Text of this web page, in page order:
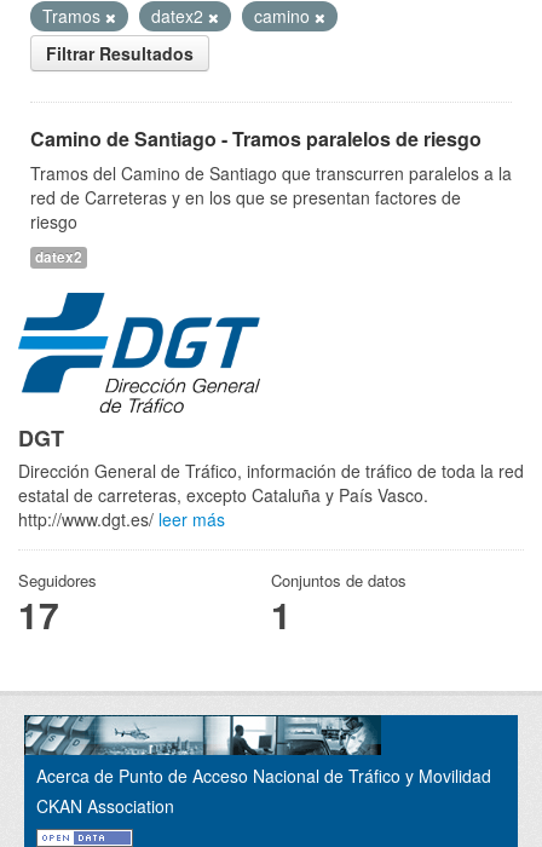
Tramos
datex2
camino
Filtrar Resultados
Camino de Santiago - Tramos paralelos de riesgo
Tramos del Camino de Santiago que transcurren paralelos a la
red de Carreteras y en los que se presentan factores de
riesgo
datex2
DGT
Dirección General de Tráfico, información de tráfico de toda la red
estatal de carreteras, excepto Cataluña y País Vasco.
http://www.dgt.es/ leer más
Seguidores
17
Conjuntos de datos
1
Acerca de Punto de Acceso Nacional de Tráfico y Movilidad
CKAN Association